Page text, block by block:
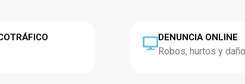
DENUNCIA ONLINE
Robos, hurtos y